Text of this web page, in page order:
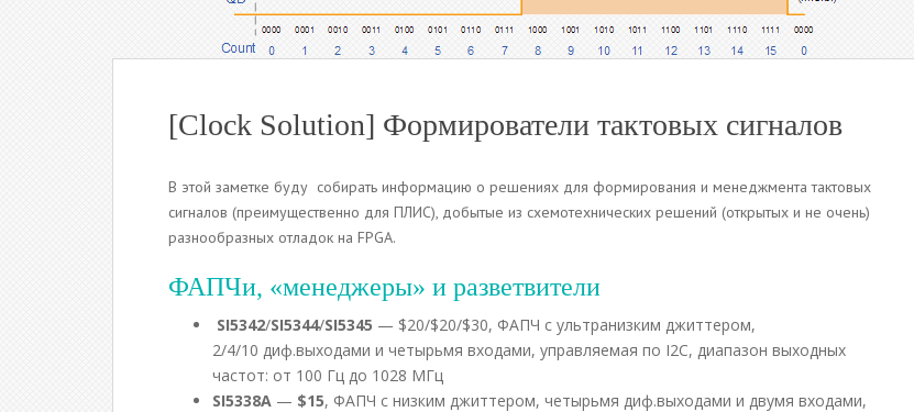
[Clock Solution] Формирователи тактовых сигналов
В этой заметке буду собирать информацию о решениях для формирования и менеджмента тактовых
сигналов (преимущественно для ПЛИС), добытые из схемотехнических решений (открытых и не очень)
разнообразных отладок на FPGA.
ФАПЧи, «менеджеры» и разветвители
SI5342/SI5344/SI5345 — $20/$20/$30, ФАПЧ с ультранизким джиттером,
2/4/10 диф.выходами и четырьмя входами, управляемая по I2C, диапазон выходных
частот: от 100 Гц до 1028 МГц
SI5338A — $15, ФАПЧ с низким джиттером, четырьмя диф.выходами и двумя входами,